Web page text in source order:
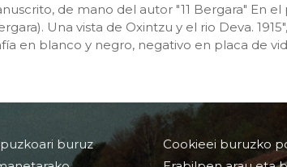
de mano del autor "11 Bergara" En
Una vista de Oxintzu y el rio Deva.
en blanco y negro, negativo en placa de
buruz
Cookieei buruzko